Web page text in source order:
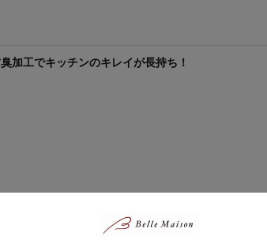
加工でキッチンのキレイが長持ち！
ョンにいたるまでアイテムは充実。いろいろな